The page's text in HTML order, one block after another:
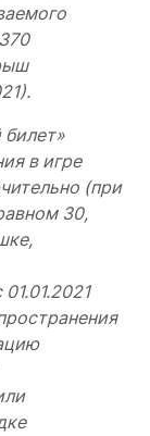
в игре
(при
30,